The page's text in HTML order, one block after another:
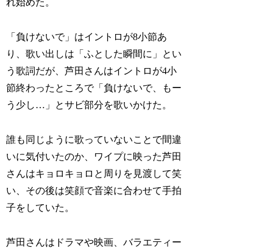
れ始めた。
「負けないで」はイントロが8小節あ
り、歌い出しは「ふとした瞬間に」とい
う歌詞だが、芦田さんはイントロが4小
節終わったところで「負けないで、もー
う少し…」とサビ部分を歌いかけた。
誰も同じように歌っていないことで間違
いに気付いたのか、ワイプに映った芦田
さんはキョロキョロと周りを見渡して笑
い、その後は笑顔で音楽に合わせて手拍
子をしていた。
芦田さんはドラマや映画、バラエティー